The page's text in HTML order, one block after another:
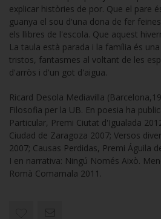
explicar històries de por. Que el pare
guanya el sou d'una dona de fer
els llibres de l'escola. Que aquest
La taula està parada i la família és
tristos, fantasmes al voltant de les
d'arròs i d'un got d'aigua.
Ricard Desola Mediavilla
Filosofia per la UB. En poesia ha
Particular, Premi Ciutat d'Igualada
Ciudad de Zaragoza 2007; Versos
2007; Causas Perdidas, Premi Águila
I en narrativa: Ningú Només Això.
Romà Comamala 2011.